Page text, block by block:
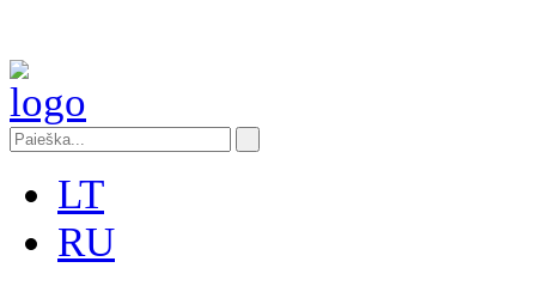
LT
RU